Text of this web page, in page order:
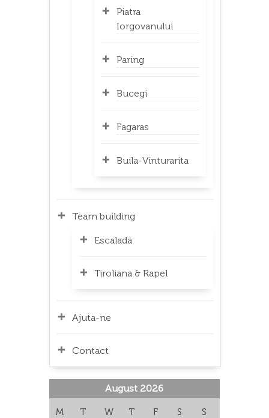
Piatra
Iorgovanului
Paring
Bucegi
Fagaras
Buila-Vinturarita
Team building
Escalada
Tiroliana & Rapel
Ajuta-ne
Contact
August 2026
M T W T F S S